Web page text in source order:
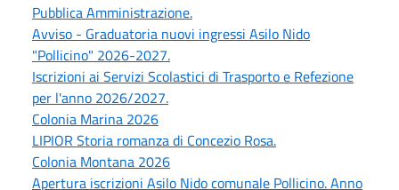
Pubblica Amministrazione.
Avviso - Graduatoria nuovi ingressi Asilo Nido
"Pollicino" 2026-2027.
Iscrizioni ai Servizi Scolastici di Trasporto e Refezione
per l'anno 2026/2027.
Colonia Marina 2026
LIPIOR Storia romanza di Concezio Rosa.
Colonia Montana 2026
Apertura iscrizioni Asilo Nido comunale Pollicino. Anno